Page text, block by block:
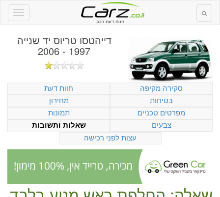
חוות דעת רכב
דייהטסו טריוס יד שנייה
1997 - 2006
סקירה מקיפה
חוות דעת
בטיחות
מחירון
מפרטים טכניים
תמונות
צבעים
שאלות ותשובות
עצות לפני רכישה